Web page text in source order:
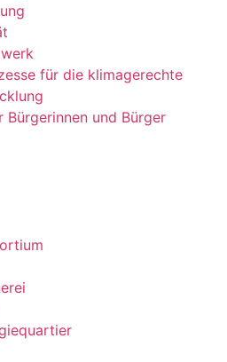
für die klimagerechte
und Bürger